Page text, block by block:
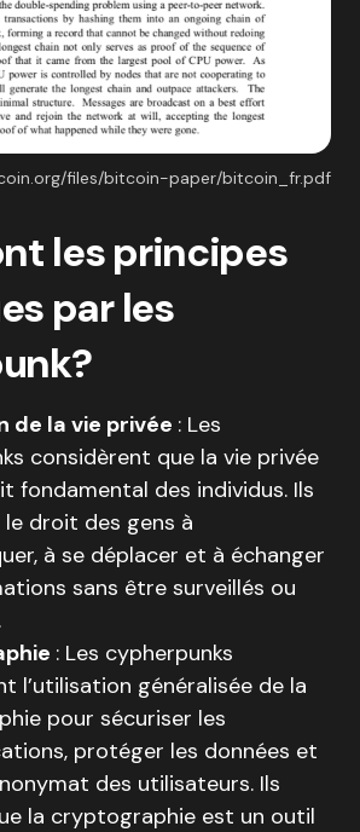
files/bitcoin-paper/bitcoin_fr.pdf
les principes
par les
de la vie privée : Les
considèrent que la vie privée
fondamental des individus. Ils
droit des gens à
à se déplacer et à échanger
sans être surveillés ou
: Les cypherpunks
l’utilisation généralisée de la
pour sécuriser les
protéger les données et
des utilisateurs. Ils
la cryptographie est un outil